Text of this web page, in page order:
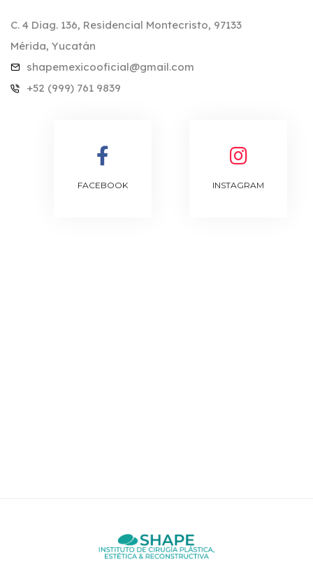
C. 4 Diag. 136, Residencial Montecristo, 97133
Mérida, Yucatán
shapemexicooficial@gmail.com
+52 (999) 761 9839
FACEBOOK INSTAGRAM